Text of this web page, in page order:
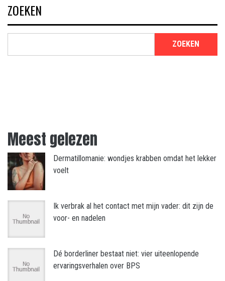
ZOEKEN
ZOEKEN
Meest gelezen
Dermatillomanie: wondjes krabben omdat het lekker
voelt
Ik verbrak al het contact met mijn vader: dit zijn de
voor- en nadelen
Dé borderliner bestaat niet: vier uiteenlopende
ervaringsverhalen over BPS